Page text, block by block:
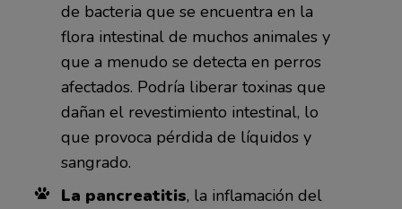
de bacteria que se encuentra en la
flora intestinal de muchos animales y
que a menudo se detecta en perros
afectados. Podría liberar toxinas que
dañan el revestimiento intestinal, lo
que provoca pérdida de líquidos y
sangrado.
La pancreatitis, la inflamación del